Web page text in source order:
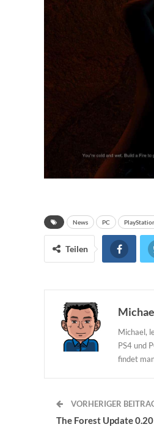
News PC
Teilen
Michael,
PS4 und
findet
VORHERIGER
The Forest Update